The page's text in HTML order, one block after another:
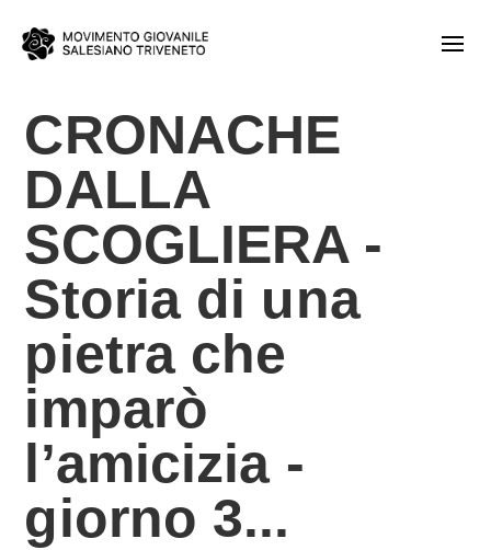
CRONACHE
DALLA
SCOGLIERA -
Storia di una
pietra che
imparò
l’amicizia -
giorno 3...